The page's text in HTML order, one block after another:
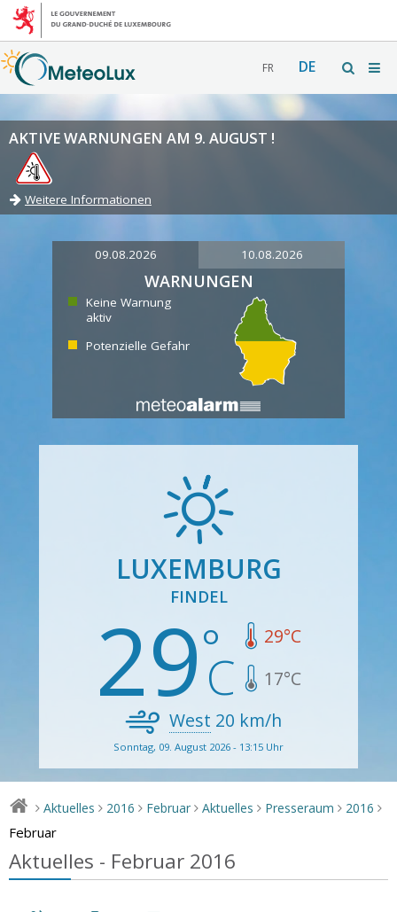
FR DE
AKTIVE WARNUNGEN AM 9. AUGUST !
Weitere Informationen
09.08.2026 10.08.2026
WARNUNGEN
Keine Warnung
aktiv
Potenzielle Gefahr
LUXEMBURG
FINDEL
29 29°C
17°C
West 20 km/h
Sonntag, 09. August 2026 - 13:15 Uhr
> Aktuelles > 2016 > Februar > Aktuelles > Presseraum > 2016 >
Februar
Aktuelles - Februar 2016